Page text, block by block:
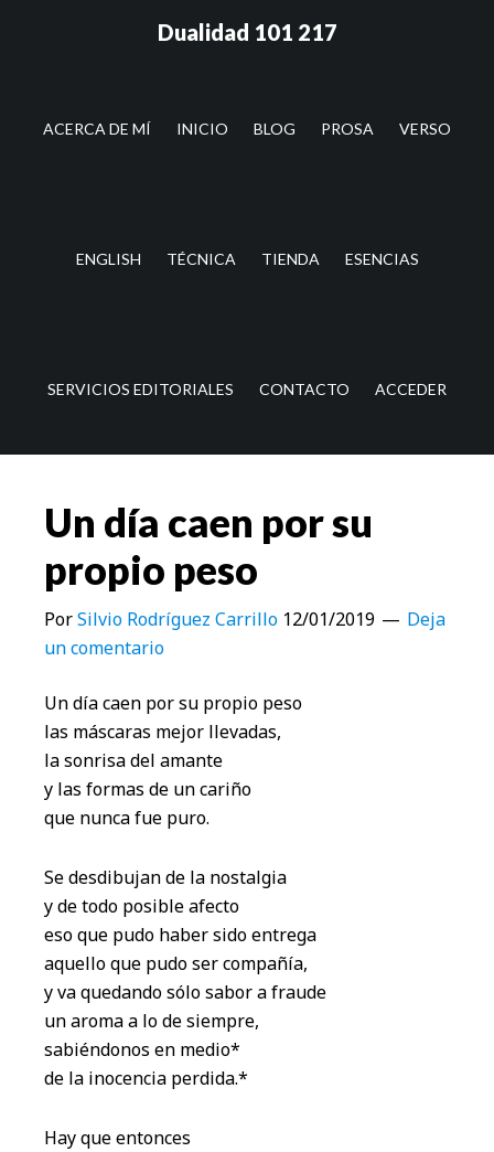
lateral
Dualidad 101 217
ACERCA DE MÍ INICIO BLOG PROSA VERSO
ENGLISH TÉCNICA TIENDA ESENCIAS
SERVICIOS EDITORIALES CONTACTO ACCEDER
Un día caen por su
propio peso
PorSilvio Rodríguez Carrillo 12/01/2019
Deja
un comentario
Un día caen por su propio peso
las máscaras mejor llevadas,
la sonrisa del amante
y las formas de un cariño
que nunca fue puro.
Se desdibujan de la nostalgia
y de todo posible afecto
eso que pudo haber sido entrega
aquello que pudo ser compañía,
y va quedando sólo sabor a fraude
un aroma a lo de siempre,
sabiéndonos en medio*
de la inocencia perdida.*
Hay que entonces